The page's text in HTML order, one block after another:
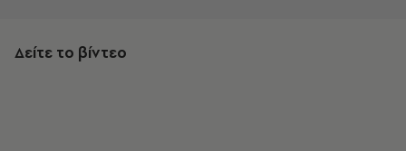
Δείτε το βίντεο